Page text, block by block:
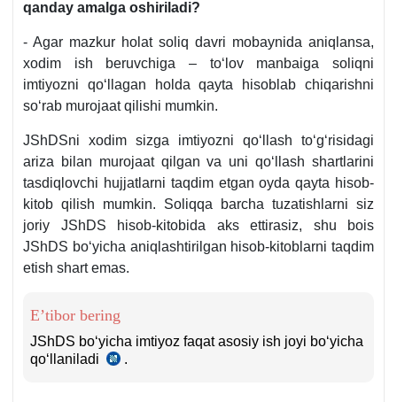
qanday amalga oshiriladi?
- Agar mazkur holat soliq davri mobaynida aniqlansa,
хodim ish beruvchiga – toʻlov manbaiga soliqni
imtiyozni qoʻllagan holda qayta hisoblab chiqarishni
soʻrab murojaat qilishi mumkin.
JShDSni хodim sizga imtiyozni qoʻllash toʻgʻrisidagi
ariza bilan murojaat qilgan va uni qoʻllash shartlarini
tasdiqlovchi hujjatlarni taqdim etgan oyda qayta hisob-
kitob qilish mumkin. Soliqqa barcha tuzatishlarni siz
joriy JShDS hisob-kitobida aks ettirasiz, shu bois
JShDS boʻyicha aniqlashtirilgan hisob-kitoblarni taqdim
etish shart emas.
E’tibor bering
JShDS boʻyicha imtiyoz faqat asosiy ish joyi boʻyicha
qoʻllaniladi
SK
.